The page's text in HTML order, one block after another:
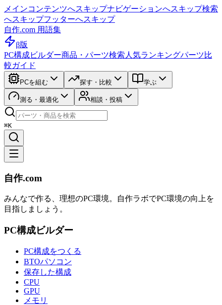
メインコンテンツへスキップナビゲーションへスキップ検索
へスキップフッターへスキップ
自作.com 用語集
β版
PC構成ビルダー商品・パーツ検索 人気ランキングパーツ比
較ガイド
PCを組む 探す・比較 学ぶ
測る・最適化 相談・投稿
⌘K
自作.com
みんなで作る、理想のPC環境。 自作ラボでPC環境の向上を
目指しましょう。
PC構成ビルダー
PC構成をつくる
BTOパソコン
保存した構成
CPU
GPU
メモリ